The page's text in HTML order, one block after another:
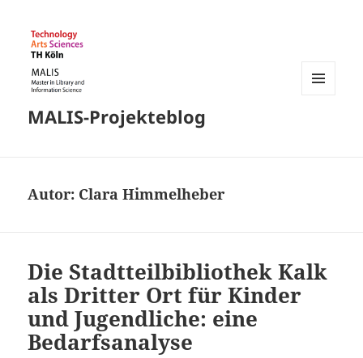
MALIS-Projekteblog
Autor: Clara Himmelheber
Die Stadtteilbibliothek Kalk
als Dritter Ort für Kinder
und Jugendliche: eine
Bedarfsanalyse